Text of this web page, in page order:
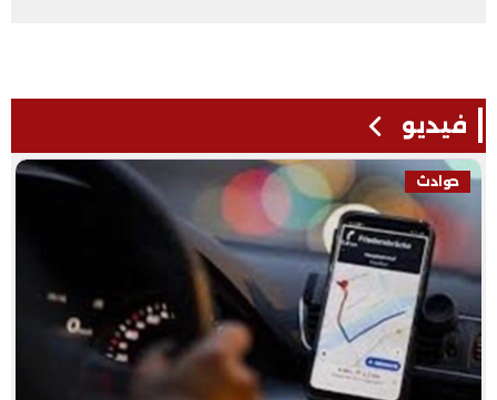
فيديو
حوادث